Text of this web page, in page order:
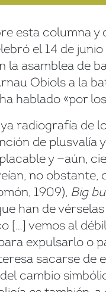
esta columna y
el 14 de
asamblea de
Obiols a la
hablado «por
radiografía de
de plusvalía
y —aún,
no
1909), Big
han de
[…] vemos al
expulsarlo o
sacarse de
cambio